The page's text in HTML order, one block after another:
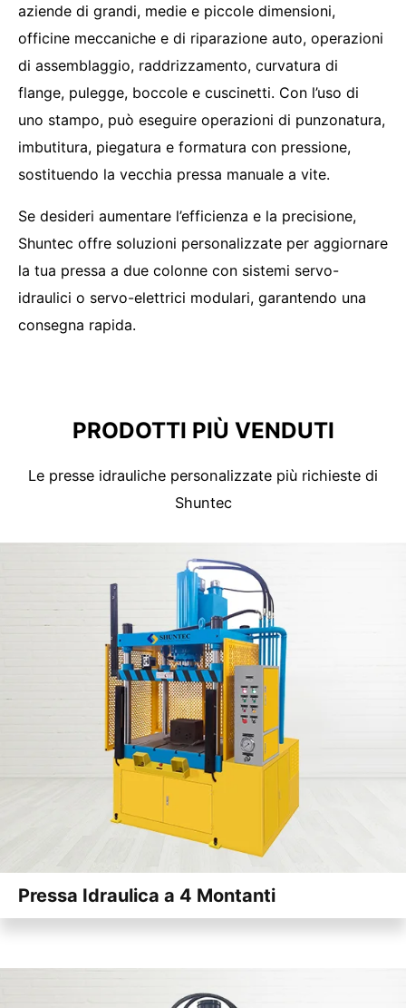
aziende di grandi, medie e piccole dimensioni,
officine meccaniche e di riparazione auto, operazioni
di assemblaggio, raddrizzamento, curvatura di
flange, pulegge, boccole e cuscinetti. Con l’uso di
uno stampo, può eseguire operazioni di punzonatura,
imbutitura, piegatura e formatura con pressione,
sostituendo la vecchia pressa manuale a vite.
Se desideri aumentare l’efficienza e la precisione,
Shuntec offre soluzioni personalizzate per aggiornare
la tua pressa a due colonne con sistemi servo-
idraulici o servo-elettrici modulari, garantendo una
consegna rapida.
PRODOTTI PIÙ VENDUTI
Le presse idrauliche personalizzate più richieste di
Shuntec
Pressa Idraulica a 4 Montanti